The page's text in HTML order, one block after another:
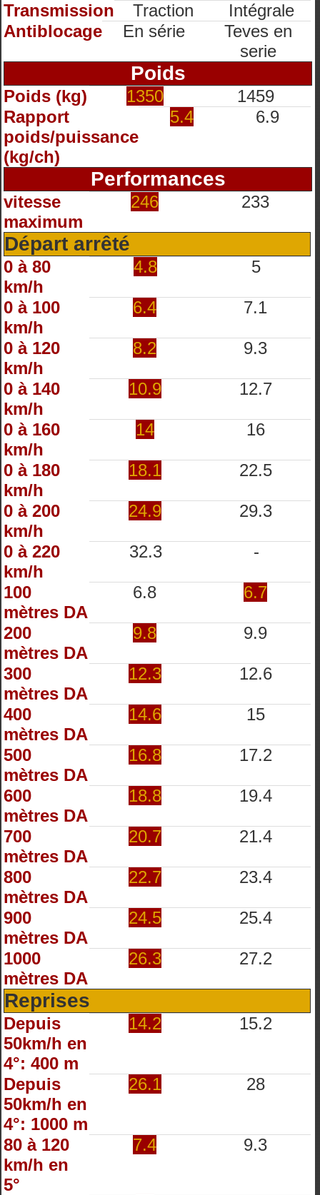
Transmission Traction
Intégrale
Antiblocage
En série
Teves en
serie
Poids
Poids (kg) 1350
1459
Rapport
poids/puissance
(kg/ch)
5.4 6.9
Performances
vitesse
maximum
246 233
Départ arrêté
0 à 80
km/h
4.8 5
0 à 100
km/h
6.4 7.1
0 à 120
km/h
8.2 9.3
0 à 140
km/h
10.9 12.7
0 à 160
km/h
14 16
0 à 180
km/h
18.1 22.5
0 à 200
km/h
24.9 29.3
0 à 220
km/h
32.3 -
100
mètres DA
6.8 6.7
200
mètres DA
9.8 9.9
300
mètres DA
12.3 12.6
400
mètres DA
14.6 15
500
mètres DA
16.8 17.2
600
mètres DA
18.8 19.4
700
mètres DA
20.7 21.4
800
mètres DA
22.7 23.4
900
mètres DA
24.5 25.4
1000
mètres DA
26.3 27.2
Reprises
Depuis
50km/h en
4°: 400 m
14.2 15.2
Depuis
50km/h en
4°: 1000 m
26.1 28
80 à 120
km/h en
5°
7.4 9.3